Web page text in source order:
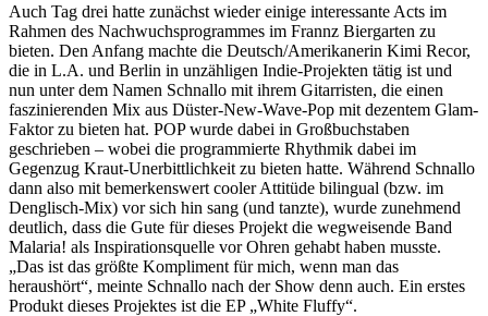
Auch Tag drei hatte zunächst wieder einige interessante Acts im
Rahmen des Nachwuchsprogrammes im Frannz Biergarten zu
bieten. Den Anfang machte die Deutsch/Amerikanerin Kimi Recor,
die in L.A. und Berlin in unzähligen Indie-Projekten tätig ist und
nun unter dem Namen Schnallo mit ihrem Gitarristen, die einen
faszinierenden Mix aus Düster-New-Wave-Pop mit dezentem Glam-
Faktor zu bieten hat. POP wurde dabei in Großbuchstaben
geschrieben – wobei die programmierte Rhythmik dabei im
Gegenzug Kraut-Unerbittlichkeit zu bieten hatte. Während Schnallo
dann also mit bemerkenswert cooler Attitüde bilingual (bzw. im
Denglisch-Mix) vor sich hin sang (und tanzte), wurde zunehmend
deutlich, dass die Gute für dieses Projekt die wegweisende Band
Malaria! als Inspirationsquelle vor Ohren gehabt haben musste.
„Das ist das größte Kompliment für mich, wenn man das
heraushört“, meinte Schnallo nach der Show denn auch. Ein erstes
Produkt dieses Projektes ist die EP „White Fluffy“.